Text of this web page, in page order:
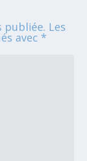
publiée. Les
avec *